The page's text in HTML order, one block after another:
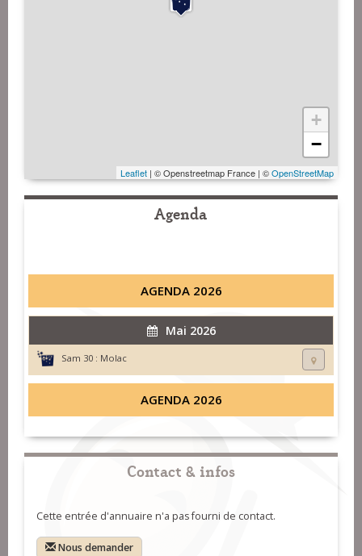
+
−
Leaflet | © Openstreetmap France | ©OpenStreetMap
Agenda
AGENDA 2026
Mai 2026
Sam 30 : Molac
AGENDA 2026
Contact & infos
Cette entrée d'annuaire n'a pas fourni de contact.
Nous demander